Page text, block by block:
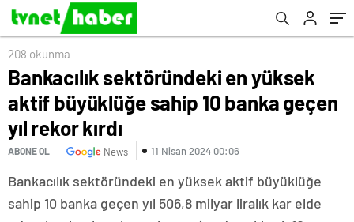
kırdı
208 okunma
Bankacılık sektöründeki en yüksek
aktif büyüklüğe sahip 10 banka geçen
yıl rekor kırdı
ABONE OL News 11 Nisan 2024 00:06
Bankacılık sektöründeki en yüksek aktif büyüklüğe
sahip 10 banka geçen yıl 506,8 milyar liralık kar elde